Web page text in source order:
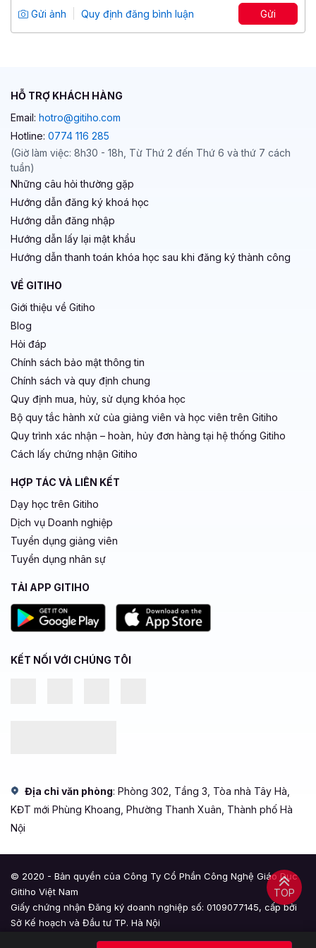
Tổng số 7 giờ
46 bài giảng
5
37
Gửi ảnh Quy định đăng bình luận Gửi
TOP
HỖ TRỢ KHÁCH HÀNG
Email: hotro@gitiho.com
Hotline: 0774 116 285
(Giờ làm việc: 8h30 - 18h, Từ Thứ 2 đến Thứ 6 và thứ 7 cách
tuần)
Những câu hỏi thường gặp
Hướng dẫn đăng ký khoá học
Hướng dẫn đăng nhập
Hướng dẫn lấy lại mật khẩu
Hướng dẫn thanh toán khóa học sau khi đăng ký thành công
VỀ GITIHO
Giới thiệu về Gitiho
Blog
Hỏi đáp
Chính sách bảo mật thông tin
Chính sách và quy định chung
Quy định mua, hủy, sử dụng khóa học
Bộ quy tắc hành xử của giảng viên và học viên trên Gitiho
Quy trình xác nhận – hoàn, hủy đơn hàng tại hệ thống Gitiho
Cách lấy chứng nhận Gitiho
HỢP TÁC VÀ LIÊN KẾT
Dạy học trên Gitiho
Dịch vụ Doanh nghiệp
Tuyển dụng giảng viên
Tuyển dụng nhân sự
TẢI APP GITIHO
KẾT NỐI VỚI CHÚNG TÔI
Địa chỉ văn phòng: Phòng 302, Tầng 3, Tòa nhà Tây Hà,
KĐT mới Phùng Khoang, Phường Thanh Xuân, Thành phố Hà
Nội
© 2020 - Bản quyền của Công Ty Cổ Phần Công Nghệ Giáo Dục
Gitiho Việt Nam
Giấy chứng nhận Đăng ký doanh nghiệp số: 0109077145, cấp bởi
Sở Kế hoạch và Đầu tư TP. Hà Nội